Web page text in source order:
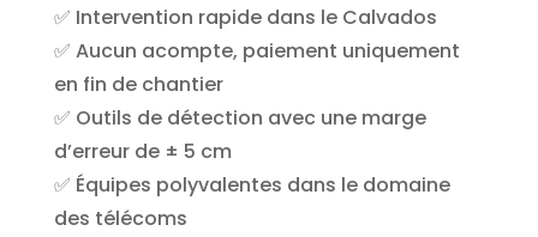
✅ Intervention rapide dans le Calvados
✅ Aucun acompte, paiement uniquement
en fin de chantier
✅ Outils de détection avec une marge
d’erreur de ± 5 cm
✅ Équipes polyvalentes dans le domaine
des télécoms